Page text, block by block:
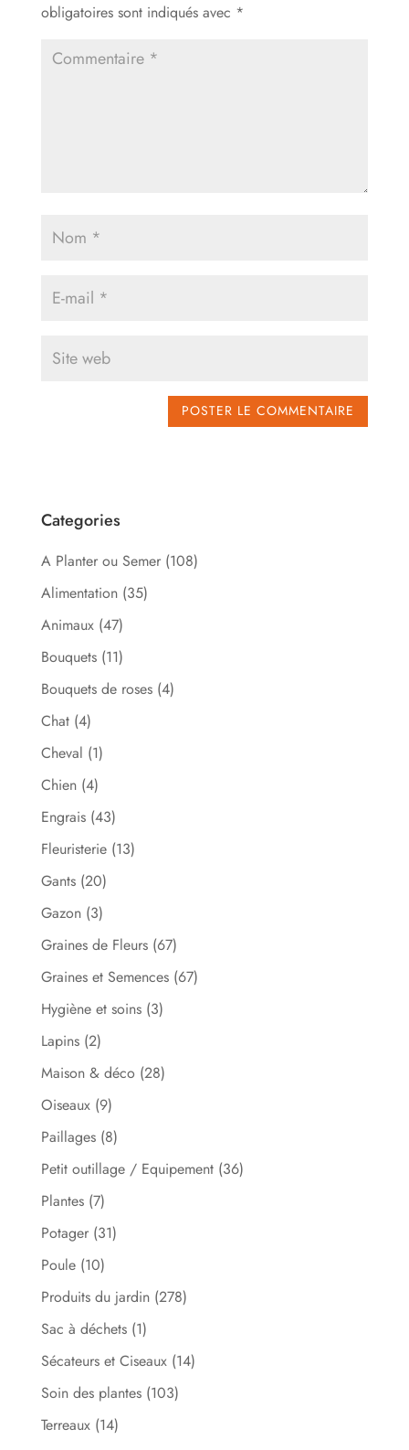
obligatoires sont indiqués avec *
Categories
A Planter ou Semer (108)
Alimentation (35)
Animaux (47)
Bouquets (11)
Bouquets de roses (4)
Chat (4)
Cheval (1)
Chien (4)
Engrais (43)
Fleuristerie (13)
Gants (20)
Gazon (3)
Graines de Fleurs (67)
Graines et Semences (67)
Hygiène et soins (3)
Lapins (2)
Maison & déco (28)
Oiseaux (9)
Paillages (8)
Petit outillage / Equipement (36)
Plantes (7)
Potager (31)
Poule (10)
Produits du jardin (278)
Sac à déchets (1)
Sécateurs et Ciseaux (14)
Soin des plantes (103)
Terreaux (14)